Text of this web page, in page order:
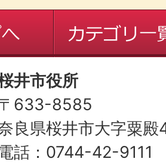
井市役所
633-8585
良県桜井市大字粟
話：0744-42-9111